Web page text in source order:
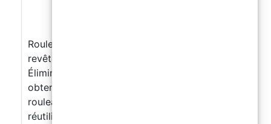
Rouleau à aiguilles anti-bulles pour le
revêtement en résine des surfaces et des sols
Éliminez les bulles, gagnez du temps et
obtenez des résultats parfaits avec notre
rouleau à aiguilles facile à utiliser et
réutilisable pour la résine de surface et de sol.